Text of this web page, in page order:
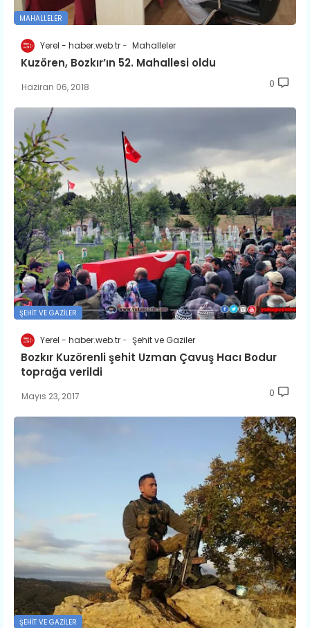
MAHALLELER
Yerel - haber.web.tr Mahalleler
Kuzören, Bozkır’ın 52. Mahallesi oldu
Haziran 06, 2018 0
ŞEHIT VE GAZILER
Yerel - haber.web.tr Şehit ve Gaziler
Bozkır Kuzörenli şehit Uzman Çavuş Hacı Bodur
toprağa verildi
Mayıs 23, 2017 0
ŞEHIT VE GAZILER